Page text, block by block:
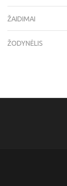
ŽAIDIMAI
ŽODYNĖLIS